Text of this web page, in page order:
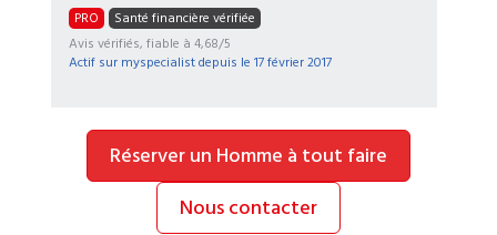
PRO
Santé financière vérifiée
Avis vérifiés, fiable à 4,68/5
Actif sur myspecialist depuis le 17 février 2017
Réserver un Homme à tout faire
Nous contacter